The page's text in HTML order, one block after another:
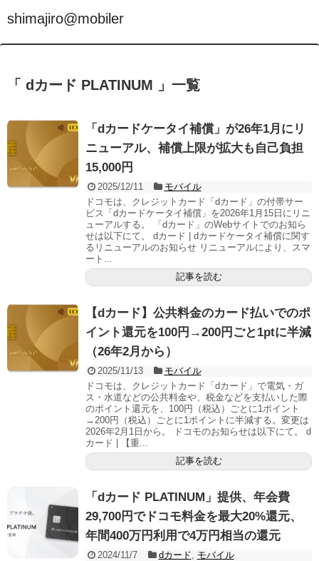
shimajiro@mobiler
「 dカード PLATINUM 」一覧
「dカードケータイ補償」が26年1月にリ
ニューアル、補償上限が拡大も自己負担
15,000円
2025/12/11
モバイル
ドコモは、クレジットカード「dカード」の付帯サー
ビス「dカードケータイ補償」を2026年1月15日にリニ
ューアルする。 「dカード」のWebサイトでのお知ら
せは以下にて。 dカード | dカードケータイ補償に関す
るリニューアルのお知らせ リニューアルにより、スマ
ート...
記事を読む
【dカード】公共料金のカード払いでのポ
イント還元を100円→200円ごと1ptに半減
（26年2月から）
2025/11/13
モバイル
ドコモは、クレジットカード「dカード」で電気・ガ
ス・水道などの公共料金や、税金などを支払いした際
のポイント還元を、100円（税込）ごとに1ポイント
→200円（税込）ごとに1ポイントに半減する。変更は
2026年2月1日から。 ドコモのお知らせは以下にて。 d
カード | 【重...
記事を読む
「dカード PLATINUM」提供、年会費
29,700円でドコモ料金を最大20%還元、
年間400万円利用で4万円相当の還元
2024/11/7 dカード
モバイル